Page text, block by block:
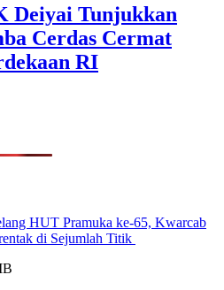
Deiyai Tunjukkan
Cerdas Cermat
RI
HUT Pramuka ke-65, Kwarcab
di Sejumlah Titik